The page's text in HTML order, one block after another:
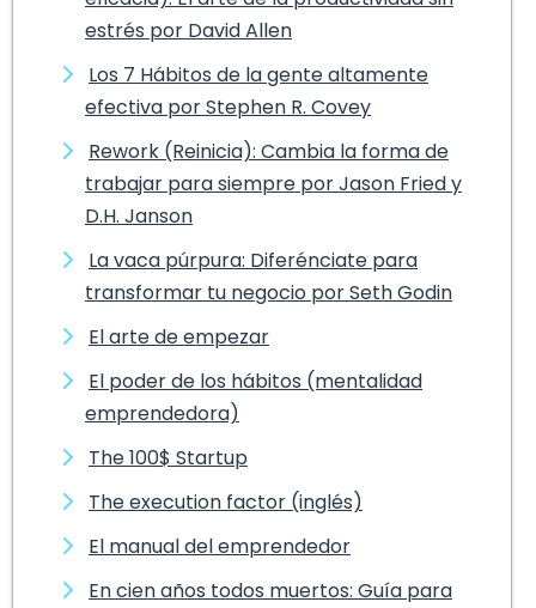
estrés por David Allen
Los 7 Hábitos de la gente altamente
efectiva por Stephen R. Covey
Rework (Reinicia): Cambia la forma de
trabajar para siempre por Jason Fried y
D.H. Janson
La vaca púrpura: Diferénciate para
transformar tu negocio por Seth Godin
El arte de empezar
El poder de los hábitos (mentalidad
emprendedora)
The 100$ Startup
The execution factor (inglés)
El manual del emprendedor
En cien años todos muertos: Guía para